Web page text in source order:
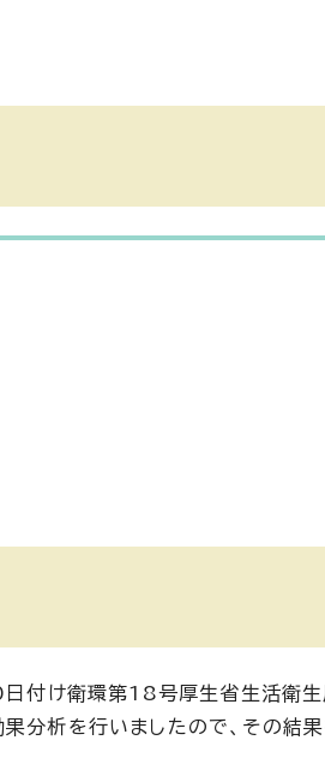
付け衛環第18号厚生省生活衛
分析を行いましたので、その結